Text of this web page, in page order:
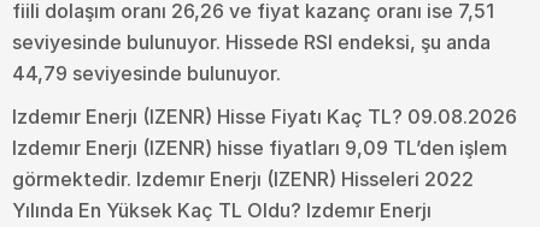
fiili dolaşım oranı 26,26 ve fiyat kazanç oranı ise 7,51
seviyesinde bulunuyor. Hissede RSI endeksi, şu anda
44,79 seviyesinde bulunuyor.
Izdemır Enerjı (IZENR) Hisse Fiyatı Kaç TL? 09.08.2026
Izdemır Enerjı (IZENR) hisse fiyatları 9,09 TL’den işlem
görmektedir. Izdemır Enerjı (IZENR) Hisseleri 2022
Yılında En Yüksek Kaç TL Oldu? Izdemır Enerjı